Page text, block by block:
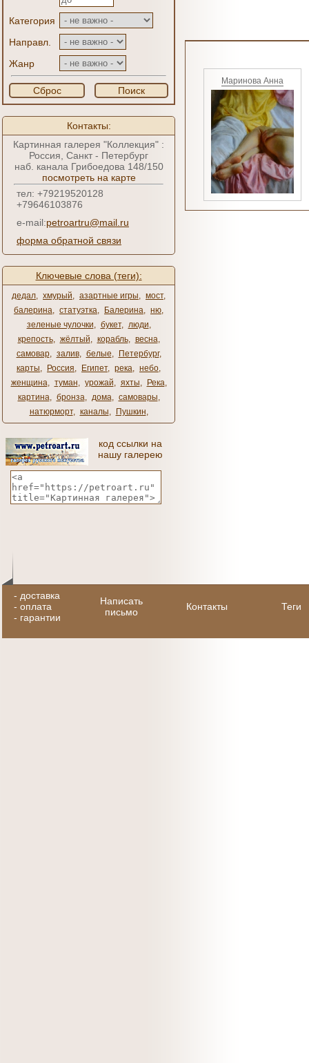
Категория
Направл.
Жанр
Сброс Поиск
Контакты:
Картинная галерея "Коллекция" :
Россия, Санкт - Петербург
наб. канала Грибоедова 148/150
посмотреть на карте
тел: +79219520128
+79646103876
e-mail:petroartru@mail.ru
форма обратной связи
Ключевые слова (теги):
дедал, хмурый, азартные игры, мост,
балерина, статуэтка, Балерина, ню,
зеленые чулочки, букет, люди,
крепость, жёлтый, корабль, весна,
самовар, залив, белые, Петербург,
карты, Россия, Египет, река, небо,
женщина, туман, урожай, яхты, Река,
картина, бронза, дома, самовары,
натюрморт, каналы, Пушкин,
код ссылки на
нашу галерею
Маринова Анна
- доставка
- оплата
- гарантии
Написать
письмо
Контакты Теги